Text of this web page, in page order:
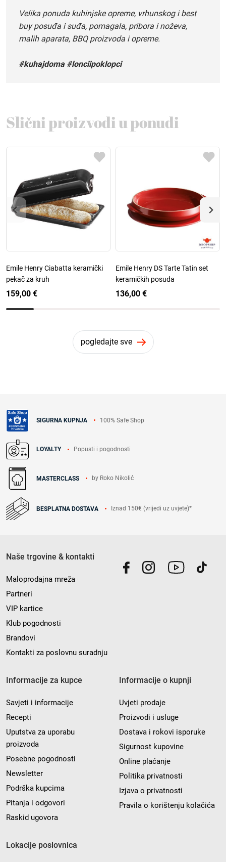
Velika ponuda kuhinjske opreme, vrhunskog i best
buy posuđa i suđa, pomagala, pribora i noževa,
malih aparata, BBQ proizvoda i opreme.
#kuhajdoma #lonciipoklopci
Slični proizvodi u ponudi
Emile Henry Ciabatta keramički
pekač za kruh
159,00 €
Emile Henry DS Tarte Tatin set
keramičkih posuda
136,00 €
pogledajte sve
SIGURNA KUPNJA 100% Safe Shop
LOYALTY Popusti i pogodnosti
MASTERCLASS by Roko Nikolić
BESPLATNA DOSTAVA Iznad 150€ (vrijedi uz uvjete)*
Naše trgovine & kontakti
Maloprodajna mreža
Partneri
VIP kartice
Klub pogodnosti
Brandovi
Kontakti za poslovnu suradnju
Informacije za kupce
Savjeti i informacije
Recepti
Uputstva za uporabu
proizvoda
Posebne pogodnosti
Newsletter
Podrška kupcima
Pitanja i odgovori
Raskid ugovora
Informacije o kupnji
Uvjeti prodaje
Proizvodi i usluge
Dostava i rokovi isporuke
Sigurnost kupovine
Online plaćanje
Politika privatnosti
Izjava o privatnosti
Pravila o korištenju kolačića
Lokacije poslovnica